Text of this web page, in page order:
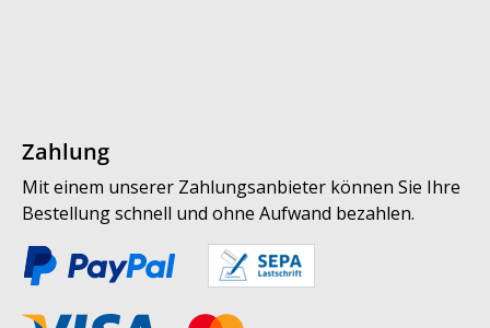
Zahlung
Mit einem unserer Zahlungsanbieter können Sie Ihre
Bestellung schnell und ohne Aufwand bezahlen.